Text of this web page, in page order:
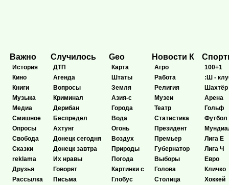
Важно
История
Кино
Книги
Музыка
Медиа
Смишное
Опросы
Свобода
Сказки
reklama
Друзья
Рассылка
Случилось
ДТП
Агенда
Вопросы
Криминал
Дерибан
Беспредел
Ахтунг
Донецк сегодня
Донецк завтра
Их нравы
Говорят
Письма
Geo
Карта
Штаты
Земля
Азия-с
Города
Вода
Огонь
Воздух
Природы
Погода
Картинки с
Глобус
Новости К
Агро
Работа
Религия
Музеи
Театр
Статистика
Президент
Премьер
Губернатор
Выборы
Голова
Столица
100+1
:Ш -
Шахтёр
Арена
Гольф
Футбол
Лига Е
Лига Ч
Евро
Кличко
Хоккей